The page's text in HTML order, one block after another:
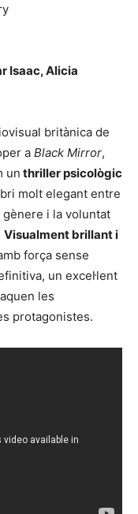
Isaac, Alicia
britànica de
a Black Mirror,
un thriller psicològic
molt elegant entre
i la voluntat
Visualment brillant i
força sense
un excel·lent
les
protagonistes.